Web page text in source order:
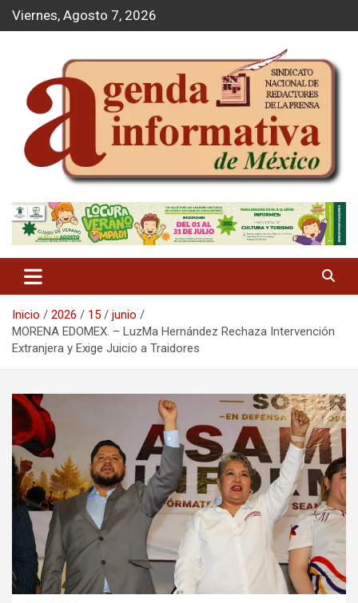
d
Viernes, Agosto 7, 2026
Agenda Informativa
Inicio 2026 15
junio
MORENA EDOMEX. – LuzMa Hernández Rechaza Intervención
Extranjera y Exige Juicio a Traidores